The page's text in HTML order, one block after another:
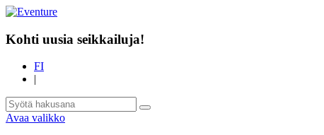
Kohti uusia seikkailuja!
FI
|
Avaa valikko